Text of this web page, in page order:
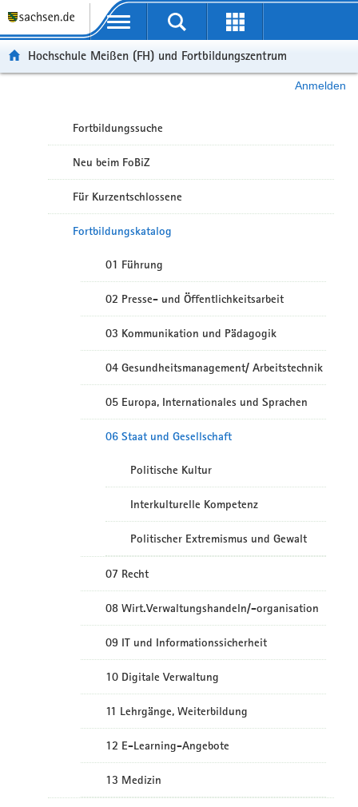
Portalübergreifende Navigation
Hochschule Meißen (FH) und Fortbildungszentrum
Anmelden
Fortbildungssuche
Neu beim FoBiZ
Für Kurzentschlossene
Fortbildungskatalog
01 Führung
02 Presse- und Öffentlichkeitsarbeit
03 Kommunikation und Pädagogik
04 Gesundheitsmanagement/ Arbeitstechnik
05 Europa, Internationales und Sprachen
06 Staat und Gesellschaft
Politische Kultur
Interkulturelle Kompetenz
Politischer Extremismus und Gewalt
07 Recht
08 Wirt.Verwaltungshandeln/-organisation
09 IT und Informationssicherheit
10 Digitale Verwaltung
11 Lehrgänge, Weiterbildung
12 E-Learning-Angebote
13 Medizin